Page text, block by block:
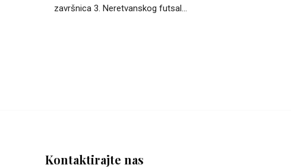
završnica 3. Neretvanskog futsal...
Kontaktirajte nas